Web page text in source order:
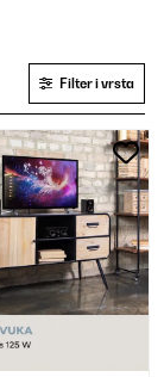
Filter i vrsta